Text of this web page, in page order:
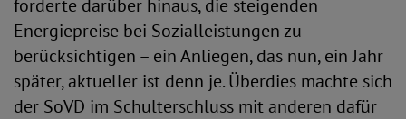
forderte darüber hinaus, die steigenden
Energiepreise bei Sozialleistungen zu
berücksichtigen – ein Anliegen, das nun, ein Jahr
später, aktueller ist denn je. Überdies machte sich
der SoVD im Schulterschluss mit anderen dafür